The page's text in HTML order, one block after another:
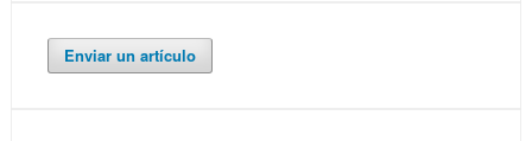
Enviar un artículo